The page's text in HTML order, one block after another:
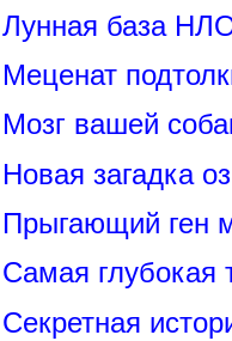
Лунная база
Меценат
Мозг вашей
Новая загадка
Прыгающий ген
Самая глубокая
Секретная